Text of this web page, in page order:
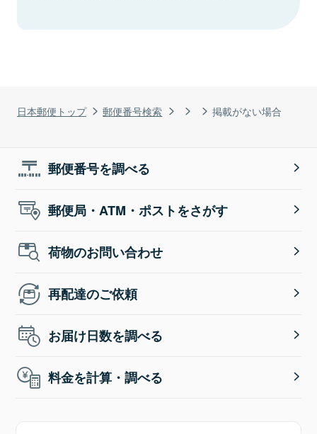
日本郵便トップ 郵便番号検索 掲載がない場合
郵便番号を調べる
郵便局・ATM・ポストをさがす
荷物のお問い合わせ
再配達のご依頼
お届け日数を調べる
料金を計算・調べる